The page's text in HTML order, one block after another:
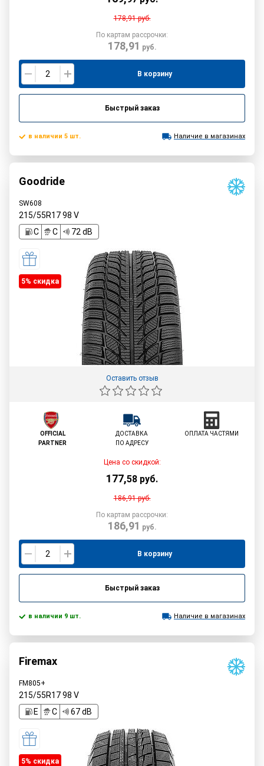
178,91руб.
По картам рассрочки:
178,91 руб.
В корзину
Быстрый заказ
в наличии 5 шт. Наличие в магазинах
Goodride
SW608
215/55R1798 V
C
C 72 dB
5% cкидка
Оставить отзыв
OFFICIAL
PARTNER
ДОСТАВКА
ПО АДРЕСУ
ОПЛАТА ЧАСТЯМИ
Цена со скидкой:
177,58 руб.
186,91руб.
По картам рассрочки:
186,91 руб.
В корзину
Быстрый заказ
в наличии 9 шт. Наличие в магазинах
Firemax
FM805+
215/55R1798 V
E
C 67 dB
5% cкидка